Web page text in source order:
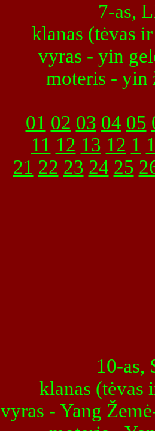
7-as,
klanas (tėvas
vyras - yin
moteris - yin
01 02 03 04 05
11 12 13 12 1
21 22 23 24 25
10-as,
klanas (tėvas
vyras - Yang